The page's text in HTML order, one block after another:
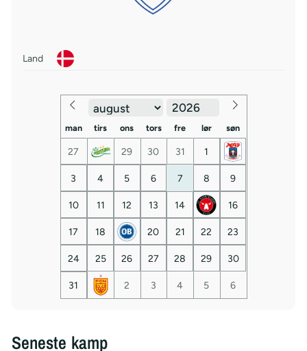
Land
man tirs ons tors fre lør søn
27 29 30 31 1
3 4 5 6 7 8 9
10 11 12 13 14 16
17 18 20 21 22 23
24 25 26 27 28 29 30
31 2 3 4 5 6
Seneste kamp